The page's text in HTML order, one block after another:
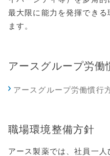
最大限に能力を発揮できる
ます。
アースグループ労働
アースグループ労働慣行
職場環境整備方針
アース製薬では、社員一